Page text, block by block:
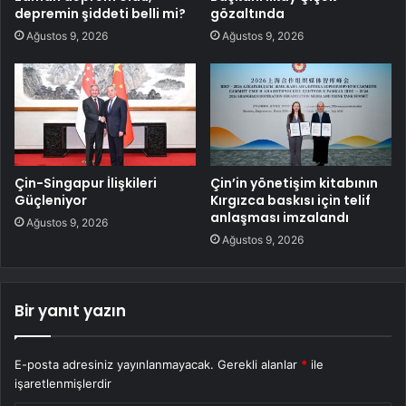
depremin şiddeti belli mi?
Ağustos 9, 2026
gözaltında
Ağustos 9, 2026
Çin-Singapur İlişkileri
Güçleniyor
Ağustos 9, 2026
Çin’in yönetişim kitabının
Kırgızca baskısı için telif
anlaşması imzalandı
Ağustos 9, 2026
Bir yanıt yazın
E-posta adresiniz yayınlanmayacak. Gerekli alanlar * ile
işaretlenmişlerdir